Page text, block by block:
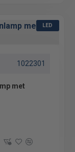
LED
1022301
met